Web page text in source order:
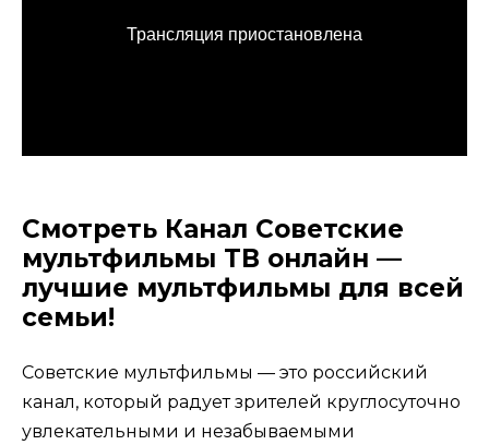
Смотреть Канал Советские
мультфильмы ТВ онлайн —
лучшие мультфильмы для всей
семьи!
Советские мультфильмы — это российский
канал, который радует зрителей круглосуточно
увлекательными и незабываемыми